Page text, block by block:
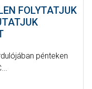
FOLYTATJUK
pénteken